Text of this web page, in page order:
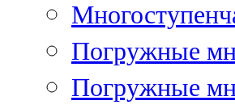
Погружные
Погружные